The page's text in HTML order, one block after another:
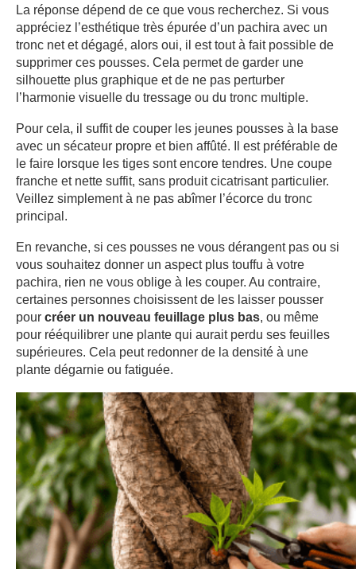
La réponse dépend de ce que vous recherchez. Si vous
appréciez l’esthétique très épurée d’un pachira avec un
tronc net et dégagé, alors oui, il est tout à fait possible de
supprimer ces pousses. Cela permet de garder une
silhouette plus graphique et de ne pas perturber
l’harmonie visuelle du tressage ou du tronc multiple.
Pour cela, il suffit de couper les jeunes pousses à la base
avec un sécateur propre et bien affûté. Il est préférable de
le faire lorsque les tiges sont encore tendres. Une coupe
franche et nette suffit, sans produit cicatrisant particulier.
Veillez simplement à ne pas abîmer l’écorce du tronc
principal.
En revanche, si ces pousses ne vous dérangent pas ou si
vous souhaitez donner un aspect plus touffu à votre
pachira, rien ne vous oblige à les couper. Au contraire,
certaines personnes choisissent de les laisser pousser
pour créer un nouveau feuillage plus bas, ou même
pour rééquilibrer une plante qui aurait perdu ses feuilles
supérieures. Cela peut redonner de la densité à une
plante dégarnie ou fatiguée.